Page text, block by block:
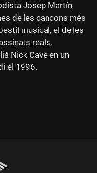
Josep Martín,
de les cançons més
musical, el de les
reals,
Nick Cave en un
el 1996.